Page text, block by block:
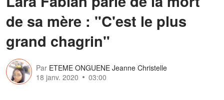
de sa mère : "C'est le plus
grand chagrin"
Par ETEME ONGUENE Jeanne Christelle
18 janv. 2020
03:00